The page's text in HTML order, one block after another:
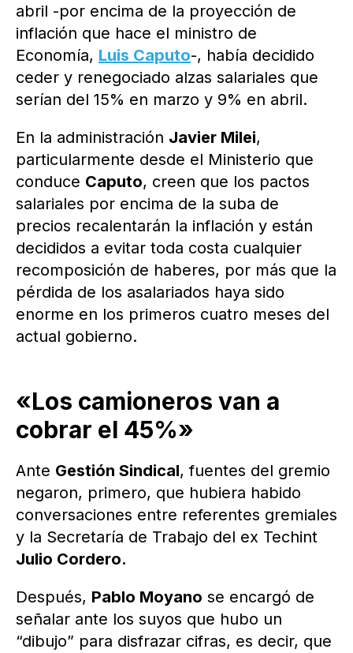
abril -por encima de la proyección de
inflación que hace el ministro de
Economía, Luis Caputo-, había decidido
ceder y renegociado alzas salariales que
serían del 15% en marzo y 9% en abril.
En la administración Javier Milei,
particularmente desde el Ministerio que
conduce Caputo, creen que los pactos
salariales por encima de la suba de
precios recalentarán la inflación y están
decididos a evitar toda costa cualquier
recomposición de haberes, por más que la
pérdida de los asalariados haya sido
enorme en los primeros cuatro meses del
actual gobierno.
«Los camioneros van a
cobrar el 45%»
Ante Gestión Sindical, fuentes del gremio
negaron, primero, que hubiera habido
conversaciones entre referentes gremiales
y la Secretaría de Trabajo del ex Techint
Julio Cordero.
Después, Pablo Moyano se encargó de
señalar ante los suyos que hubo un
“dibujo” para disfrazar cifras, es decir, que